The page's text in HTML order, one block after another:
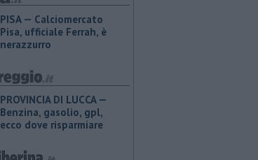
PISA — Calciomercato
Pisa, ufficiale Ferrah, è
nerazzurro
PROVINCIA DI LUCCA — ​
Benzina, gasolio, gpl,
ecco dove risparmiare